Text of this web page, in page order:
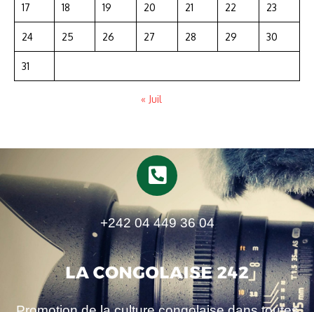
17 18 19 20 21 22 23
24 25 26 27 28 29 30
31
« Juil
+242 04 449 36 04